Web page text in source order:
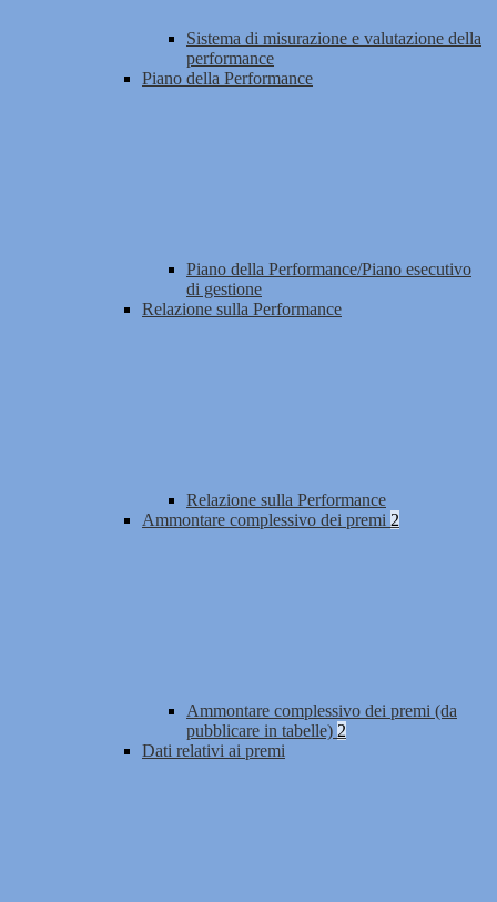
Sistema di misurazione e valutazione della
performance
Piano della Performance
Piano della Performance/Piano esecutivo
di gestione
Relazione sulla Performance
Relazione sulla Performance
Ammontare complessivo dei premi 2
Ammontare complessivo dei premi (da
pubblicare in tabelle) 2
Dati relativi ai premi